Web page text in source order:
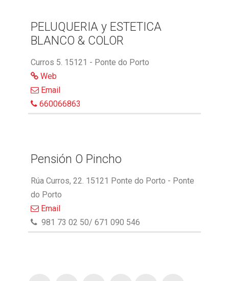
PELUQUERIA y ESTETICA
BLANCO & COLOR
Curros 5. 15121 - Ponte do Porto
Web
Email
660066863
Pensión O Pincho
Rúa Curros, 22. 15121 Ponte do Porto - Ponte
do Porto
Email
981 73 02 50/ 671 090 546